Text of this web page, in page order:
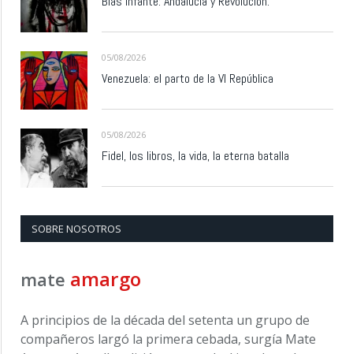
05/08/2026
Venezuela: el parto de la VI República
05/08/2026
Fidel, los libros, la vida, la eterna batalla
SOBRE NOSOTROS
mate amargo
A principios de la década del setenta un grupo de
compañeros largó la primera cebada, surgía Mate